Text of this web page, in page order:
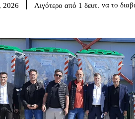
2026 Λιγότερο από 1 δευτ. να το